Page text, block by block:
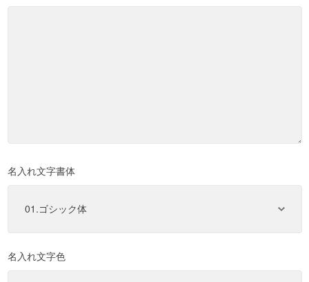
名入れ文字書体
名入れ文字色